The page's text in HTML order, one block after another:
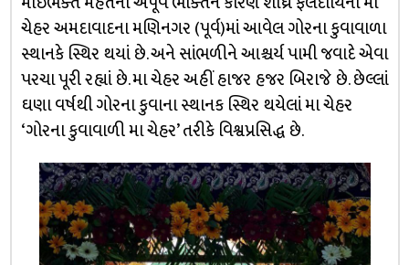
ચેહર અમદાવાદના મણિનગર (પૂર્વ)માં આવેલ ગોરના કુવાવાળા
સ્થાનકે સ્થિર થયાં છે. અને સાંભળીને આશ્ચર્ય પામી જવાદે એવા
પરચા પૂરી રહ્યાં છે. મા ચેહર અહીં હાજર હજર બિરાજે છે. છેલ્લાં
ઘણા વર્ષથી ગોરના કુવાના સ્થાનક સ્થિર થયેલાં મા ચેહર
‘ગોરના કુવાવાળી મા ચેહર’ તરીકે વિશ્વપ્રસિદ્ધ છે.